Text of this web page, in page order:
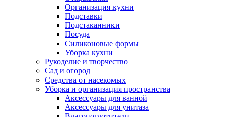
Организация кухни
Подставки
Подстаканники
Посуда
Силиконовые формы
Уборка кухни
Рукоделие и творчество
Сад и огород
Средства от насекомых
Уборка и организация пространства
Аксессуары для ванной
Аксессуары для унитаза